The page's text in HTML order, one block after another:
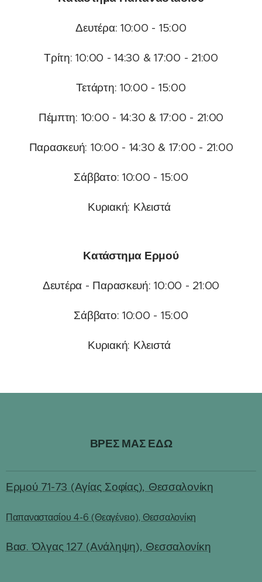
Δευτέρα: 10:00 - 15:00
Τρίτη: 10:00 - 14:30 & 17:00 - 21:00
Τετάρτη: 10:00 - 15:00
Πέμπτη: 10:00 - 14:30 & 17:00 - 21:00
Παρασκευή: 10:00 - 14:30 & 17:00 - 21:00
Σάββατο: 10:00 - 15:00
Κυριακή: Κλειστά
Κατάστημα Ερμού
Δευτέρα - Παρασκευή: 10:00 - 21:00
Σάββατο: 10:00 - 15:00
Κυριακή: Κλειστά
ΒΡΕΣ ΜΑΣ ΕΔΩ
Ερμού 71-73 (Αγίας Σοφίας), Θεσσαλονίκη
Παπαναστασίου 4-6 (Θεαγένειο), Θεσσαλονίκη
Βασ. Όλγας 127 (Ανάληψη), Θεσσαλονίκη